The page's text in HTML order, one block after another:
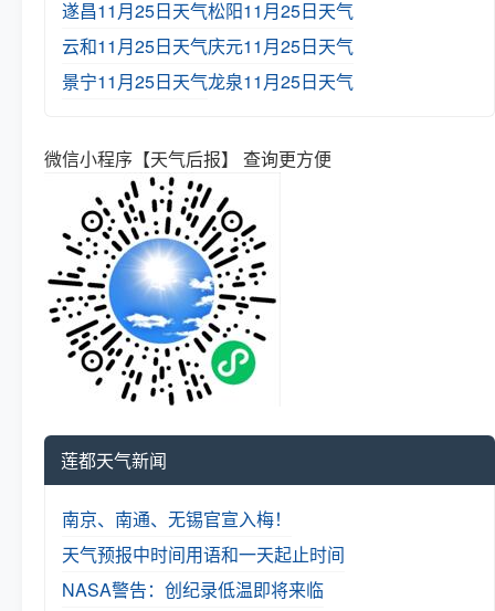
遂昌11月25日天气松阳11月25日天气
云和11月25日天气庆元11月25日天气
景宁11月25日天气龙泉11月25日天气
微信小程序【天气后报】 查询更方便
莲都天气新闻
南京、南通、无锡官宣入梅！
天气预报中时间用语和一天起止时间
NASA警告：创纪录低温即将来临